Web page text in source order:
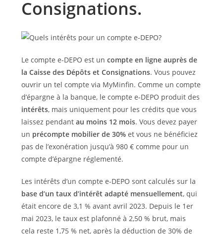
Consignations.
Le compte e-DEPO est un compte en ligne auprès de
la Caisse des Dépôts et Consignations. Vous pouvez
ouvrir un tel compte via MyMinfin. Comme un compte
d’épargne à la banque, le compte e-DEPO produit des
intérêts, mais uniquement pour les crédits que vous
laissez pendant au moins 12 mois. Vous devez payer
un précompte mobilier de 30%et vous ne bénéficiez
pas de l’exonération jusqu’à 980 € comme pour un
compte d’épargne réglementé.
Les intérêts d’un compte e-DEPO sont calculés sur la
base d’un taux d’intérêt adapté mensuellement, qui
était encore de 3,1 % avant avril 2023. Depuis le 1er
mai 2023, le taux est plafonné à 2,50 % brut, mais
cela reste 1,75 % net, après la déduction de 30% de